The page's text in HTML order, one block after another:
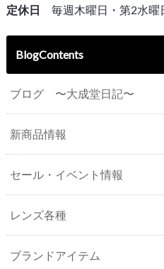
定休日
毎週木曜日・第2水曜
BlogContents
ブログ 〜大成堂日記〜
新商品情報
セール・イベント情報
レンズ各種
ブランドアイテム